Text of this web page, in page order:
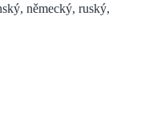
německý, ruský,